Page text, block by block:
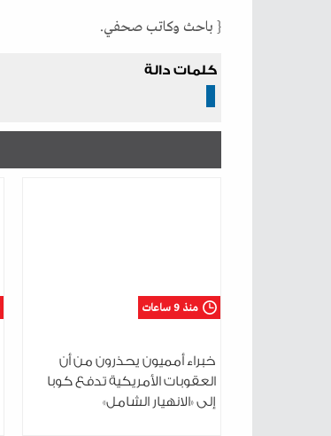
{ باحث‭ ‬وكاتب‭ ‬صحفي‭.‬
كلمات دالة
منذ 9 ساعات
خبراء أمميون يحذرون من أن
العقوبات الأمريكية تدفع كوبا
إلى «الانهيار الشامل»